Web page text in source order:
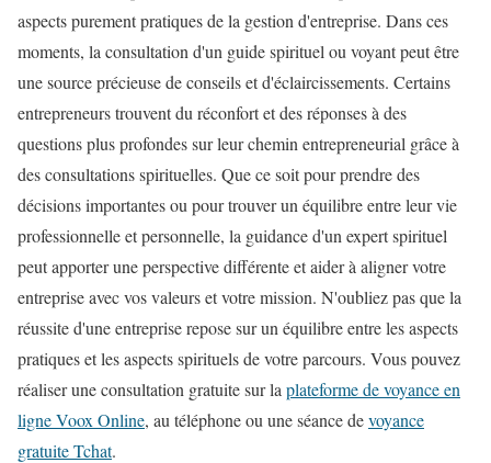
aspects purement pratiques de la gestion d'entreprise. Dans ces
moments, la consultation d'un guide spirituel ou voyant peut être
une source précieuse de conseils et d'éclaircissements. Certains
entrepreneurs trouvent du réconfort et des réponses à des
questions plus profondes sur leur chemin entrepreneurial grâce à
des consultations spirituelles. Que ce soit pour prendre des
décisions importantes ou pour trouver un équilibre entre leur vie
professionnelle et personnelle, la guidance d'un expert spirituel
peut apporter une perspective différente et aider à aligner votre
entreprise avec vos valeurs et votre mission. N'oubliez pas que la
réussite d'une entreprise repose sur un équilibre entre les aspects
pratiques et les aspects spirituels de votre parcours. Vous pouvez
réaliser une consultation gratuite sur la plateforme de voyance en
ligne Voox Online, au téléphone ou une séance devoyance
gratuite Tchat.